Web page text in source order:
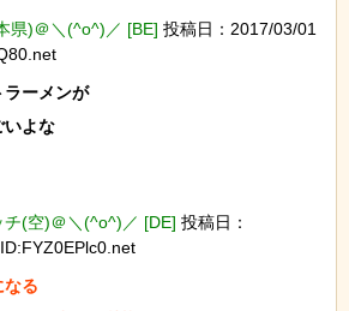
県)＠＼(^o^)／ [BE] 投稿日：2017/03/01
ラーメンが
いよな
チ(空)＠＼(^o^)／ [DE] 投稿日：
なる